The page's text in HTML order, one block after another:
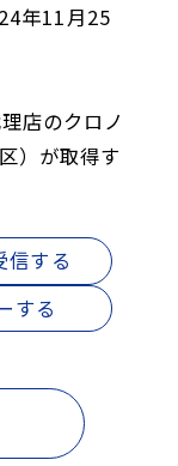
年11月25
店のクロノ
）が取得す
信する
する